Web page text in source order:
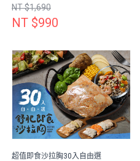
NT $1,690
NT $990
超值即食沙拉胸30入自由選